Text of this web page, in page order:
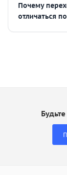
Почему
отличаться